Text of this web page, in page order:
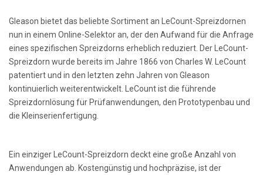
Gleason bietet das beliebte Sortiment an LeCount-Spreizdornen
nun in einem Online-Selektor an, der den Aufwand für die Anfrage
eines spezifischen Spreizdorns erheblich reduziert. Der LeCount-
Spreizdorn wurde bereits im Jahre 1866 von Charles W. LeCount
patentiert und in den letzten zehn Jahren von Gleason
kontinuierlich weiterentwickelt. LeCount ist die führende
Spreizdornlösung für Prüfanwendungen, den Prototypenbau und
die Kleinserienfertigung.
Ein einziger LeCount-Spreizdorn deckt eine große Anzahl von
Anwendungen ab. Kostengünstig und hochpräzise, ist der